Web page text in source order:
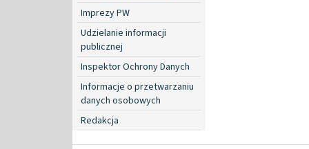
Imprezy PW
Udzielanie informacji
publicznej
Inspektor Ochrony Danych
Informacje o przetwarzaniu
danych osobowych
Redakcja